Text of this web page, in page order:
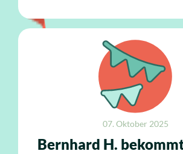
07. Oktober 2025
Bernhard H.